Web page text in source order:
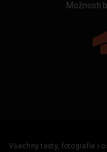
Možnosti
Všechny texty, fotografie i